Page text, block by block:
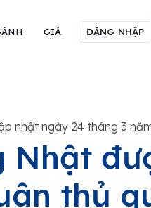
GIÁ ĐĂNG NHẬP
nhật ngày 24 tháng 3
thủ